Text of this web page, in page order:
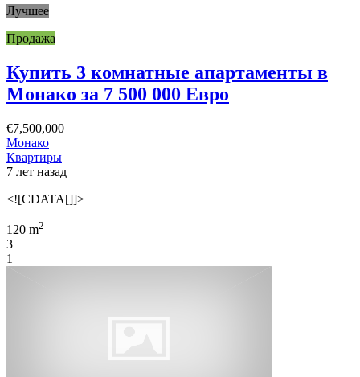
Лучшее
Продажа
Купить 3 комнатные апартаменты в
Монако за 7 500 000 Евро
€7,500,000
Монако
Квартиры
7 лет назад
<![CDATA[]]>
120 m2
3
1